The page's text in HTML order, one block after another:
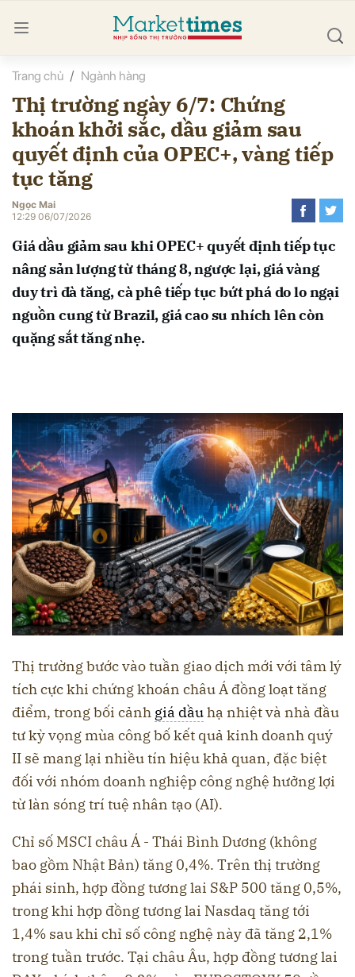
Trang chủ Ngành hàng
Thị trường ngày 6/7: Chứng
khoán khởi sắc, dầu giảm sau
quyết định của OPEC+, vàng tiếp
tục tăng
Ngọc Mai
12:29 06/07/2026
Giá dầu giảm sau khi OPEC+ quyết định tiếp tục
nâng sản lượng từ tháng 8, ngược lại, giá vàng
duy trì đà tăng, cà phê tiếp tục bứt phá do lo ngại
nguồn cung từ Brazil, giá cao su nhích lên còn
quặng sắt tăng nhẹ.
Thị trường bước vào tuần giao dịch mới với tâm lý
tích cực khi chứng khoán châu Á đồng loạt tăng
điểm, trong bối cảnh giá dầuhạ nhiệt và nhà đầu
tư kỳ vọng mùa công bố kết quả kinh doanh quý
II sẽ mang lại nhiều tín hiệu khả quan, đặc biệt
đối với nhóm doanh nghiệp công nghệ hưởng lợi
từ làn sóng trí tuệ nhân tạo (AI).
Chỉ số MSCI châu Á - Thái Bình Dương (không
bao gồm Nhật Bản) tăng 0,4%. Trên thị trường
phái sinh, hợp đồng tương lai S&P 500 tăng 0,5%,
trong khi hợp đồng tương lai Nasdaq tăng tới
1,4% sau khi chỉ số công nghệ này đã tăng 2,1%
trong tuần trước. Tại châu Âu, hợp đồng tương lai
luận